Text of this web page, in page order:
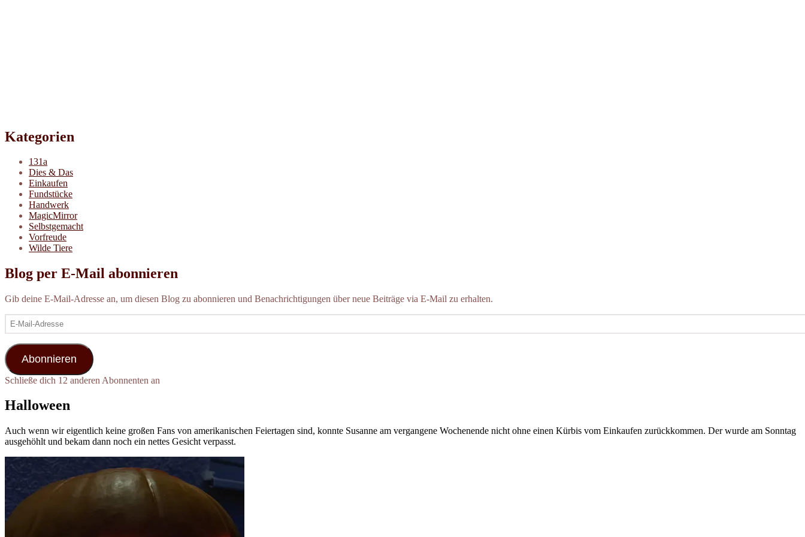
Kategorien
131a
Dies & Das
Einkaufen
Fundstücke
Handwerk
MagicMirror
Selbstgemacht
Vorfreude
Wilde Tiere
Blog per E-Mail abonnieren
Gib deine E-Mail-Adresse an, um diesen Blog zu abonnieren und Benachrichtigungen über neue Beiträge via E-Mail zu erhalten.
E-
Mail-
Abonnieren
Schließe dich 12 anderen Abonnenten an
Halloween
Auch wenn wir eigentlich keine großen Fans von amerikanischen Feiertagen sind, konnte Susanne am vergangene Wochenende nicht ohne einen Kürbis vom Einkaufen zurückkommen. Der wurde am Sonntag
ausgehöhlt und bekam dann noch ein nettes Gesicht verpasst.